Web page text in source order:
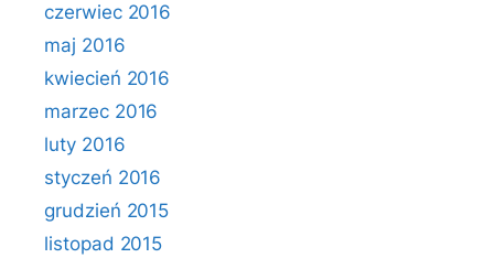
czerwiec 2016
maj 2016
kwiecień 2016
marzec 2016
luty 2016
styczeń 2016
grudzień 2015
listopad 2015